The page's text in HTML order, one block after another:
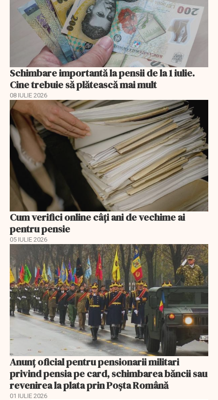
Schimbare importantă la pensii de la 1 iulie.
Cine trebuie să plătească mai mult
08 IULIE 2026
Cum verifici online câți ani de vechime ai
pentru pensie
05 IULIE 2026
Anunţ oficial pentru pensionarii militari
privind pensia pe card, schimbarea băncii sau
revenirea la plata prin Poşta Română
01 IULIE 2026